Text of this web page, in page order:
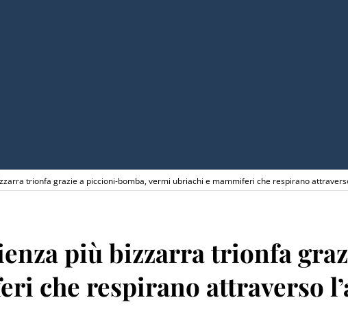
trionfa grazie a piccioni-bomba, vermi ubriachi e mammiferi che respirano
più bizzarra trionfa
che respirano attraverso